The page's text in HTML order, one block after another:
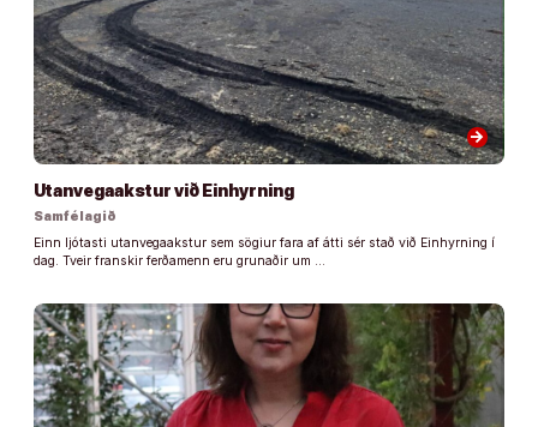
arrow_forward
Utanvegaakstur við Einhyrning
Samfélagið
Einn ljótasti utanvegaakstur sem sögiur fara af átti sér stað við Einhyrning í
dag. Tveir franskir ferðamenn eru grunaðir um …